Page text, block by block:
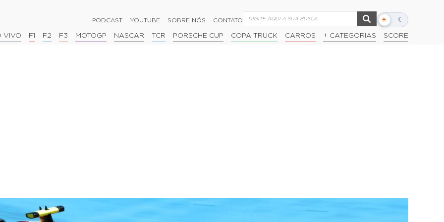
PODCAST YOUTUBE SOBRE NÓS CONTATO ☀ ☾
Alternar
escuro
VIVO F1 F2 F3 MOTOGP NASCAR TCR PORSCHE CUP COPA TRUCK CARROS + CATEGORIAS SCORE